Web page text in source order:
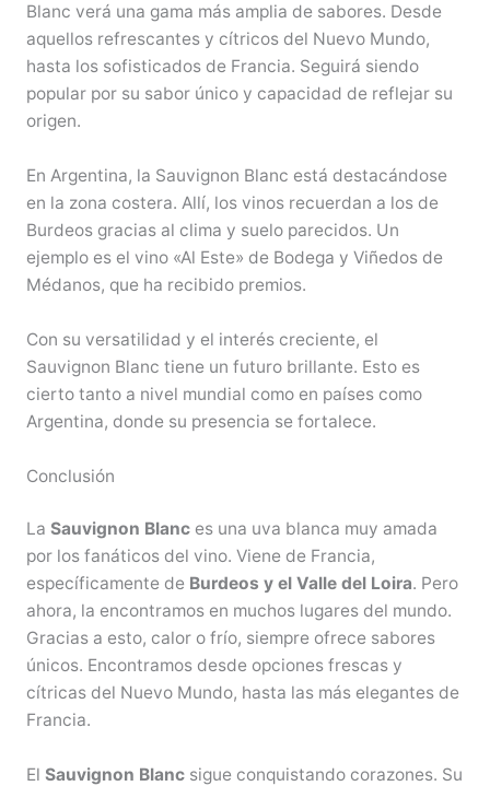
Blanc verá una gama más amplia de sabores. Desde
aquellos refrescantes y cítricos del Nuevo Mundo,
hasta los sofisticados de Francia. Seguirá siendo
popular por su sabor único y capacidad de reflejar su
origen.
En Argentina, la Sauvignon Blanc está destacándose
en la zona costera. Allí, los vinos recuerdan a los de
Burdeos gracias al clima y suelo parecidos. Un
ejemplo es el vino «Al Este» de Bodega y Viñedos de
Médanos, que ha recibido premios.
Con su versatilidad y el interés creciente, el
Sauvignon Blanc tiene un futuro brillante. Esto es
cierto tanto a nivel mundial como en países como
Argentina, donde su presencia se fortalece.
Conclusión
La Sauvignon Blances una uva blanca muy amada
por los fanáticos del vino. Viene de Francia,
específicamente de Burdeos y el Valle del Loira. Pero
ahora, la encontramos en muchos lugares del mundo.
Gracias a esto, calor o frío, siempre ofrece sabores
únicos. Encontramos desde opciones frescas y
cítricas del Nuevo Mundo, hasta las más elegantes de
Francia.
El Sauvignon Blancsigue conquistando corazones. Su